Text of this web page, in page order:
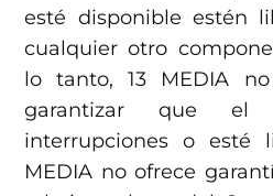
esté disponible estén
cualquier otro
lo tanto, 13 MEDIA
garantizar que
interrupciones o esté
MEDIA no ofrece